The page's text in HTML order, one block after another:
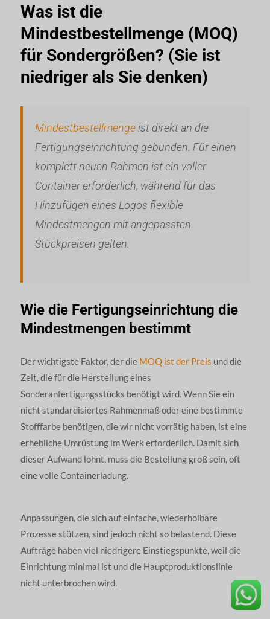
Was ist die
Mindestbestellmenge (MOQ)
für Sondergrößen? (Sie ist
niedriger als Sie denken)
Mindestbestellmengeist direkt an die
Fertigungseinrichtung gebunden. Für einen
komplett neuen Rahmen ist ein voller
Container erforderlich, während für das
Hinzufügen eines Logos flexible
Mindestmengen mit angepassten
Stückpreisen gelten.
Wie die Fertigungseinrichtung die
Mindestmengen bestimmt
Der wichtigste Faktor, der die MOQ ist der Preis und die
Zeit, die für die Herstellung eines
Sonderanfertigungsstücks benötigt wird. Wenn Sie ein
nicht standardisiertes Rahmenmaß oder eine bestimmte
Stofffarbe benötigen, die wir nicht vorrätig haben, ist eine
erhebliche Umrüstung im Werk erforderlich. Damit sich
dieser Aufwand lohnt, muss die Bestellung groß sein, oft
eine volle Containerladung.
Anpassungen, die sich auf einfache, wiederholbare
Prozesse stützen, sind jedoch nicht so belastend. Diese
Aufträge haben viel niedrigere Einstiegspunkte, weil die
Einrichtung minimal ist und die Hauptproduktionslinie
nicht unterbrochen wird.